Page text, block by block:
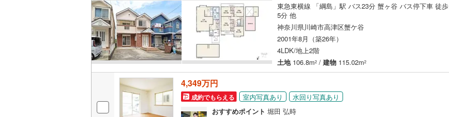
東急東横線 「綱島」駅 バス23分 蟹ヶ谷 バス停下車 徒歩
5分 他
神奈川県川崎市高津区蟹ケ谷
2001年8月（築26年）
4LDK/地上2階
土地106.8m2 / 建物 115.02m2
4,349万円
成約でもらえる 室内写真あり
水回り写真あり
おすすめポイント 堀田 弘時
宇都宮ライトレール
関東鉄道竜ケ崎線( 0)
鹿島臨海鉄道大洗鹿島線
(0) ひたちなか海浜鉄道湊線
小湊鐵道
上毛電気鉄道上毛線(0) 秩父鉄道(
流鉄流山線
京成本線(0) 京成押上線